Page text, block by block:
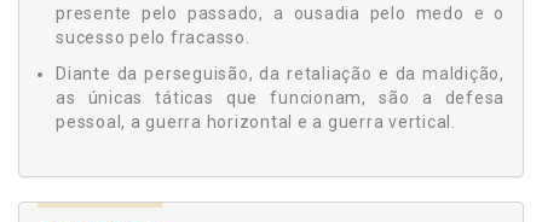
presente pelo passado, a ousadia pelo medo e o
sucesso pelo fracasso.
Diante da perseguisão, da retaliação e da maldição,
as únicas táticas que funcionam, são a defesa
pessoal, a guerra horizontal e a guerra vertical.